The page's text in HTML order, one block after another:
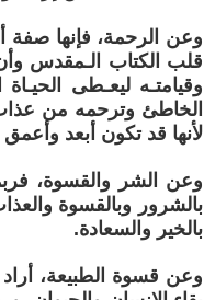
وعن الرحمة، فإنها صفة
قلب الكتاب الـمقدس
وقيامتـه ليعـطى
الخاطئ وترحمه من عذاب
لأنها قد تكون أبعد
وعن الشر والقسوة،
بالشرور وبالقسوة
بالخير والسعادة.
وعن قسوة الطبيعة،